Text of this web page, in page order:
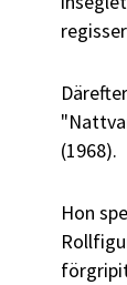
(1968).
Hon